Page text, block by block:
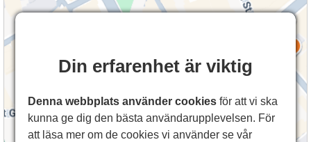
Din erfarenhet är viktig
Denna webbplats använder cookies för att vi ska
kunna ge dig den bästa användarupplevelsen. För
att läsa mer om de cookies vi använder se vår